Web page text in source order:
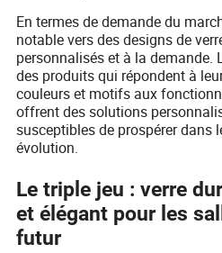
En termes de demande du
notable vers des designs de
personnalisés et à la demande.
des produits qui répondent à
couleurs et motifs aux
offrent des solutions
susceptibles de prospérer dans
évolution.
Le triple jeu : verre
et élégant pour les
futur